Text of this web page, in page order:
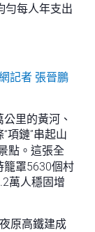
勻每人年支出
記者 張晉鵬
里的黃河、
項鏈”串起山
點。這張全
籠罩5630個村
萬人穩固增
原高鐵建成